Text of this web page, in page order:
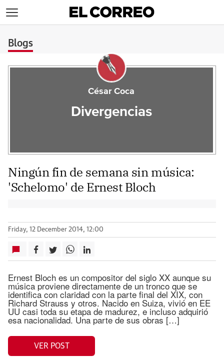
Blogs
César Coca
Divergencias
Ningún fin de semana sin música:
'Schelomo' de Ernest Bloch
Friday, 12 December 2014, 12:00
Ernest Bloch es un compositor del siglo XX aunque su
música proviene directamente de un tronco que se
identifica con claridad con la parte final del XIX, con
Richard Strauss y otros. Nacido en Suiza, vivió en EE
UU casi toda su etapa de madurez, e incluso adquirió
esa nacionalidad. Una parte de sus obras […]
VER POST